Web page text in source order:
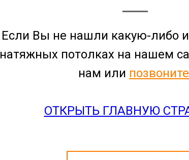
Если Вы не нашли какую-либо
натяжных потолках на нашем
нам или позвоните
ОТКРЫТЬ ГЛАВНУЮ